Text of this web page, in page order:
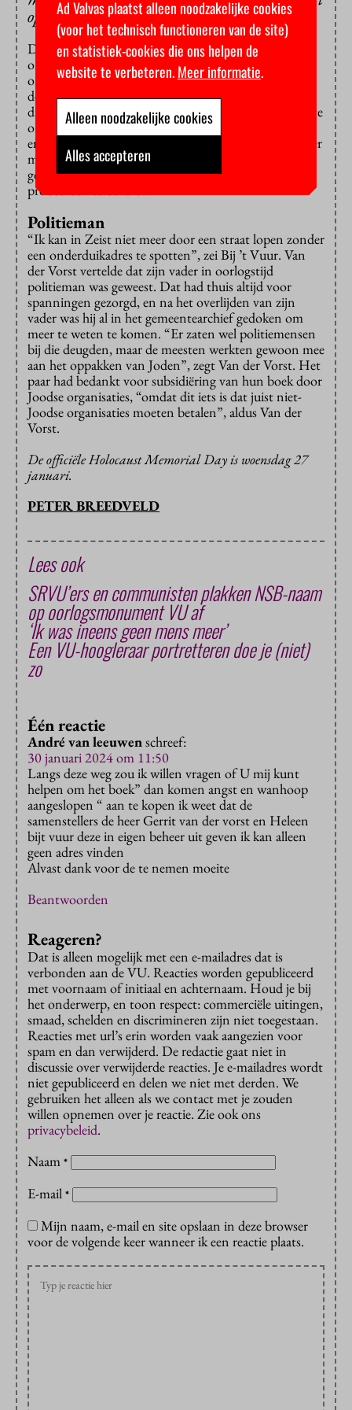
oppakken van Joden’
De focus werd al snel verlegd van de heldhaftige
onderduikgever naar de Joodse onderduikers die,
ontdekte het paar, “geen mazzelaars” waren omdat ze
de oorlog hadden overleefd. Onderduiken betekende
drie jaar verstopt zitten op een zolderkamertje, in grote
onzekerheid en grote angst, en in alle gevallen moest
ervoor worden betaald. Daarnaast zijn er verhalen over
misbruik en religieuze indoctrinatie door
gereformeerden die hun Joodse onderduikers
probeerden te bekeren.
Politieman
“Ik kan in Zeist niet meer door een straat lopen zonder
een onderduikadres te spotten”, zei Bij ’t Vuur. Van
der Vorst vertelde dat zijn vader in oorlogstijd
politieman was geweest. Dat had thuis altijd voor
spanningen gezorgd, en na het overlijden van zijn
vader was hij al in het gemeentearchief gedoken om
meer te weten te komen. “Er zaten wel politiemensen
bij die deugden, maar de meesten werkten gewoon mee
aan het oppakken van Joden”, zegt Van der Vorst. Het
paar had bedankt voor subsidiëring van hun boek door
Joodse organisaties, “omdat dit iets is dat juist niet-
Joodse organisaties moeten betalen”, aldus Van der
Vorst.
De officiële Holocaust Memorial Day is woensdag 27
januari.
PETER BREEDVELD
Lees ook
SRVU’ers en communisten plakken NSB-naam
op oorlogsmonument VU af
‘Ik was ineens geen mens meer’
Een VU-hoogleraar portretteren doe je (niet)
zo
Één reactie
André van leeuwen schreef:
30 januari 2024 om 11:50
Langs deze weg zou ik willen vragen of U mij kunt
helpen om het boek” dan komen angst en wanhoop
aangeslopen “ aan te kopen ik weet dat de
samenstellers de heer Gerrit van der vorst en Heleen
bijt vuur deze in eigen beheer uit geven ik kan alleen
geen adres vinden
Alvast dank voor de te nemen moeite
Beantwoorden
Reageren?
Dat is alleen mogelijk met een e-mailadres dat is
verbonden aan de VU. Reacties worden gepubliceerd
met voornaam of initiaal en achternaam. Houd je bij
het onderwerp, en toon respect: commerciële uitingen,
smaad, schelden en discrimineren zijn niet toegestaan.
Reacties met url’s erin worden vaak aangezien voor
spam en dan verwijderd. De redactie gaat niet in
discussie over verwijderde reacties. Je e-mailadres wordt
niet gepubliceerd en delen we niet met derden. We
gebruiken het alleen als we contact met je zouden
willen opnemen over je reactie. Zie ook ons
privacybeleid.
Naam *
E-mail *
Mijn naam, e-mail en site opslaan in deze browser
voor de volgende keer wanneer ik een reactie plaats.
Ad Valvas plaatst alleen noodzakelijke cookies
(voor het technisch functioneren van de site)
en statistiek-cookies die ons helpen de
website te verbeteren.Meer informatie.
Alleen noodzakelijke cookies
Alles accepteren